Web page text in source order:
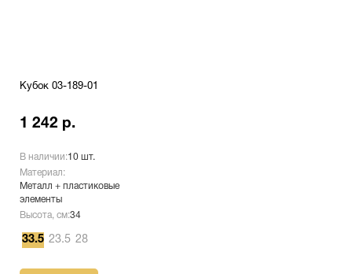
Кубок 03-189-01
1 242 р.
В наличии:10 шт.
Материал:
Металл + пластиковые
элементы
Высота, см:34
33.5 23.5 28